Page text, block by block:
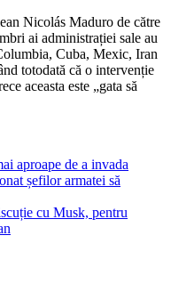
Nicolás Maduro de către
ai administrației sale au
Cuba, Mexic, Iran
totodată că o intervenție
aceasta este „gata să
aproape de a invada
șefilor armatei să
cu Musk, pentru